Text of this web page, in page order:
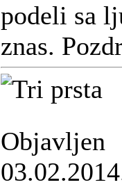
podeli sa
znas.
Objavljen